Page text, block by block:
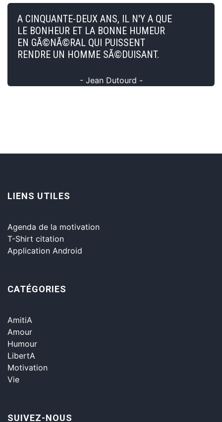
A CINQUANTE-DEUX ANS, IL N'Y A QUE
LE BONHEUR ET LA BONNE HUMEUR
EN GÃ©NÃ©RAL QUI PUISSENT
RENDRE UN HOMME SÃ©DUISANT.
- Jean Dutourd -
LIENS UTILES
Agenda de la motivation
T-Shirt citation
Application Android
CATÉGORIES
AmitiA
Amour
Humour
LibertA
Motivation
Vie
SUIVEZ-NOUS